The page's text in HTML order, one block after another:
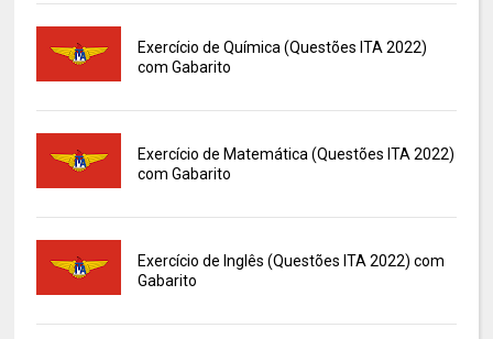
Exercício de Química (Questões ITA 2022)
com Gabarito
Exercício de Matemática (Questões ITA 2022)
com Gabarito
Exercício de Inglês (Questões ITA 2022) com
Gabarito